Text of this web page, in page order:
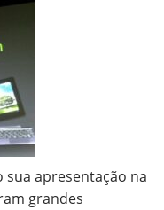
sua apresentação na
grandes